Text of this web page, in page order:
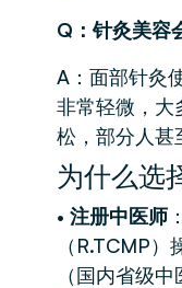
Q：针灸美容
A：面部针灸
非常轻微，大
松，部分人甚
为什么选
• 注册中医师
（R.TCMP
（国内省级